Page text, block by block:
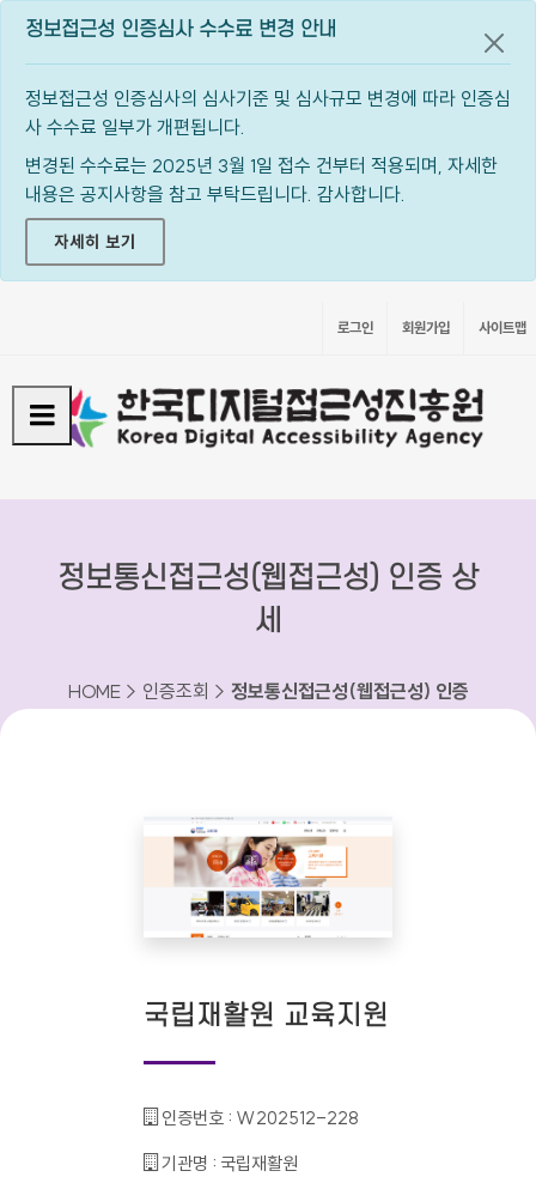
정보접근성 인증심사 수수료 변경 안내
정보접근성 인증심사의 심사기준 및 심사규모 변경에 따라 인증심
사 수수료 일부가 개편됩니다.
변경된 수수료는 2025년 3월 1일 접수 건부터 적용되며, 자세한
내용은 공지사항을 참고 부탁드립니다. 감사합니다.
자세히 보기
공지
로그인 회원가입 사이트맵
정보통신접근성(웹접근성) 인증 상
세
HOME > 인증조회 > 정보통신접근성(웹접근성) 인증
국립재활원 교육지원
인증번호 : W202512-228
기관명 : 국립재활원